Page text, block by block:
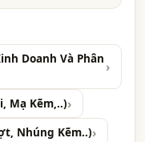
Doanh Và Phân
Mạ Kẽm,..)
Nhúng Kẽm..)